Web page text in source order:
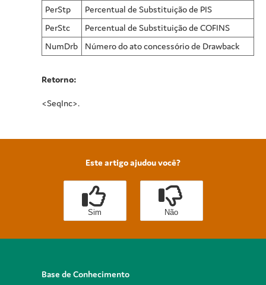
PerStp
Percentual de Substituição de PIS
PerStc
Percentual de Substituição de COFINS
NumDrb
Número do ato concessório de Drawback
Retorno:
<SeqInc>.
Este artigo ajudou você?
Sim Não
Base de Conhecimento